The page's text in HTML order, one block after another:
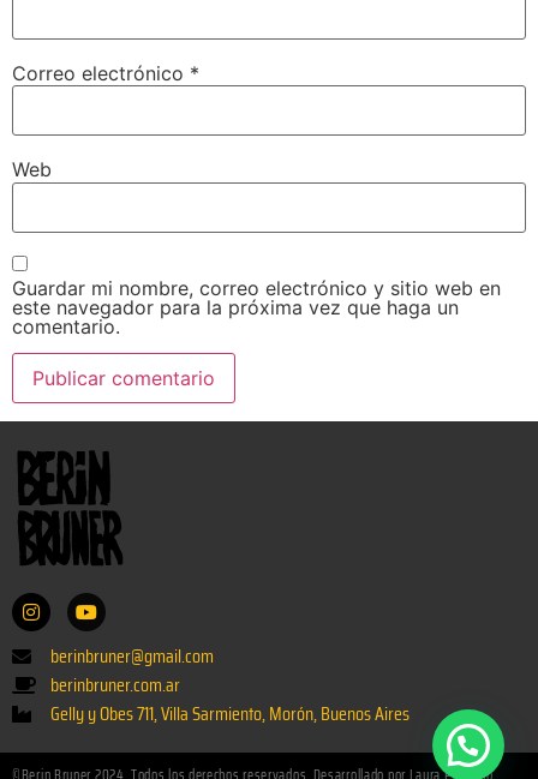
Correo electrónico *
Web
Guardar mi nombre, correo electrónico y sitio web en
este navegador para la próxima vez que haga un
comentario.
berinbruner@gmail.com
berinbruner.com.ar
Gelly y Obes 711, Villa Sarmiento, Morón, Buenos Aires